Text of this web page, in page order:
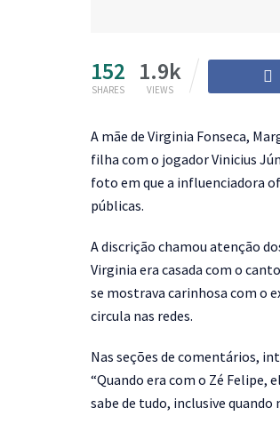
152
SHARES
1.9k
VIEWS
A mãe de Virginia Fonseca,
filha com o jogador Vinicius
foto em que a influenciadora
públicas.
A discrição chamou atenção
Virginia era casada com o
se mostrava carinhosa com o
circula nas redes.
Nas seções de comentários,
“Quando era com o Zé Felipe,
sabe de tudo, inclusive quando